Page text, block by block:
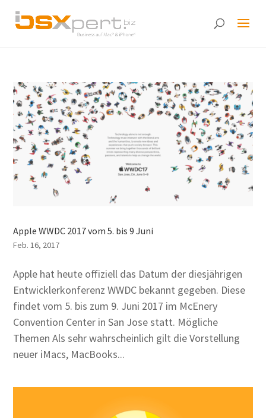
Apple WWDC 2017 vom 5. bis 9 Juni
Feb. 16, 2017
Apple hat heute offiziell das Datum der diesjährigen
Entwicklerkonferenz WWDC bekannt gegeben. Diese
findet vom 5. bis zum 9. Juni 2017 im McEnery
Convention Center in San Jose statt. Mögliche
Themen Als sehr wahrscheinlich gilt die Vorstellung
neuer iMacs, MacBooks...